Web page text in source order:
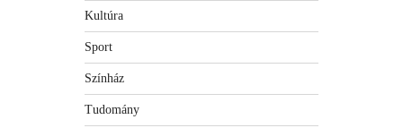
Kultúra
Sport
Színház
Tudomány